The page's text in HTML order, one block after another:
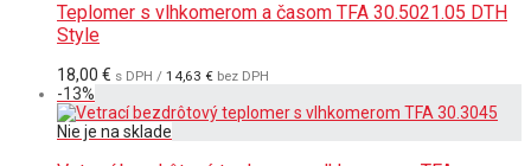
Teplomer s vlhkomerom a časom TFA 30.5021.05 DTH
Style
18,00 € s DPH / 14,63 € bez DPH
-13%